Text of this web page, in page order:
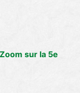
sur la 5e